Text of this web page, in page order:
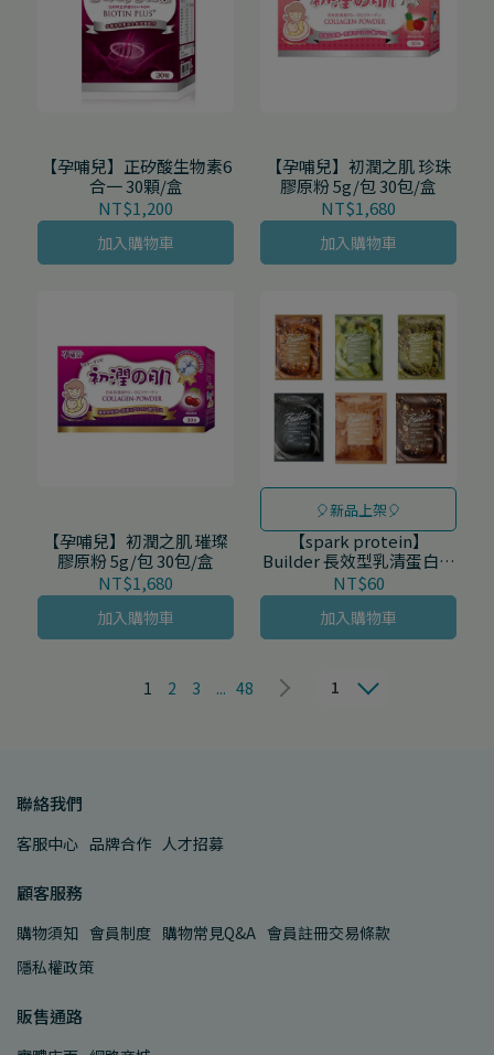
【孕哺兒】正矽酸生物素6
合一 30顆/盒
NT$1,200
加入購物車
【孕哺兒】初潤之肌 珍珠
膠原粉 5g/包 30包/盒
NT$1,680
加入購物車
【孕哺兒】初潤之肌 璀璨
膠原粉 5g/包 30包/盒
NT$1,680
加入購物車
🎈新品上架🎈
【spark protein】
Builder 長效型乳清蛋白飲
系列 (多種口味) 33-38g/包
NT$60
加入購物車
1 2 3 ... 48 1
聯絡我們
客服中心 品牌合作 人才招募
顧客服務
購物須知 會員制度 購物常見Q&A 會員註冊交易條款
隱私權政策
販售通路